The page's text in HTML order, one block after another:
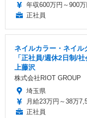
年収600万円～900万
正社員
ネイルカラー・ネイル
「正社員/週休2日制/
上藤沢
株式会社RIOT GROUP
埼玉県
月給23万円～38万
正社員